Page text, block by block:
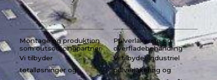
Montage og produktion
som outsourcingpartner
Vi tilbyder
totalløsninger og
Pulverlakering og
overfladebehandling
Vi tilbyder industriel
pulverlakering og